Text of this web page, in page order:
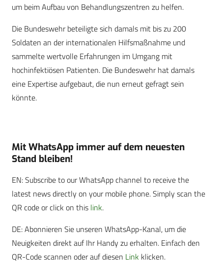
um beim Aufbau von Behandlungszentren zu helfen.
Die Bundeswehr beteiligte sich damals mit bis zu 200
Soldaten an der internationalen Hilfsmaßnahme und
sammelte wertvolle Erfahrungen im Umgang mit
hochinfektiösen Patienten. Die Bundeswehr hat damals
eine Expertise aufgebaut, die nun erneut gefragt sein
könnte.
Mit WhatsApp immer auf dem neuesten
Stand bleiben!
EN: Subscribe to our WhatsApp channel to receive the
latest news directly on your mobile phone. Simply scan the
QR code or click on this link.
DE: Abonnieren Sie unseren WhatsApp-Kanal, um die
Neuigkeiten direkt auf Ihr Handy zu erhalten. Einfach den
QR-Code scannen oder auf diesen Link klicken.